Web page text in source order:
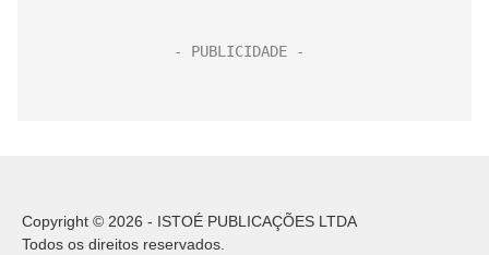
Copyright © 2026 - ISTOÉ PUBLICAÇÕES LTDA
Todos os direitos reservados.